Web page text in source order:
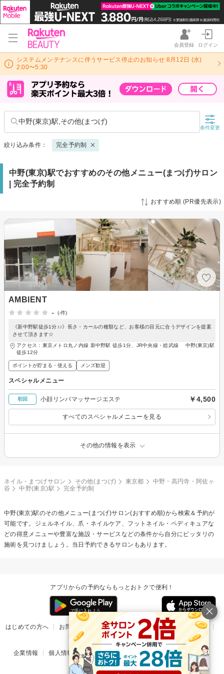
会員登録 ログイン
システムメンテナンスに伴うサービス停止のお知らせ 8月12日 (水)
2:00〜5:30
中野(東京)駅,その他(まつげ)
条件変更
絞り込み条件： 完全予約制
中野(東京)駅でおすすめのその他メニュー(まつげ)サロン
| 完全予約制
おすすめ順 (PR優先表示)
AMBIENT
-
(-件)
《新中野駅徒歩1分♪♪》長さ・カールの種類など、お客様の目元に合うデザインを提案
させて頂きます☆
アクセス：東京メトロ丸ノ内線 新中野駅 徒歩1分、JR中央線・総武線 中野(東京)駅
徒歩12分
ポイントが貯まる・使える メンズ歓迎
スペシャルメニュー
初回 小顔リンパマッサージエステ ￥4,500
すべてのスペシャルメニューを見る
その他の情報を表示
ネイル・まつげサロン その他(まつげ) 東京都
中野・高円寺・阿佐ヶ
谷
中野(東京)駅 完全予約制
中野(東京)駅のその他メニュー(まつげ)サロン(おすすめ順)から検索＆予約が
可能です。ジェルネイル、爪・ネイルケア、フットネイル・ペディキュアな
どの得意メニューや豊富な施設・サービスなどの条件から自分にピッタリの
施術を見つけましょう。当日予約できるサロンもあります。
アプリからの予約ならもっとおトクで便利！
はじめての方へ お問い合わせ ヘルプ リリース情報
利用規約
掲載ご希望のサロン様
企業情報 個人情報保護方針 楽天のサービス一覧 アプリ一覧
© Rakuten Group, Inc.